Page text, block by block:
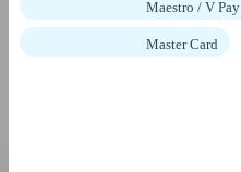
Maestro / V Pay
Master Card